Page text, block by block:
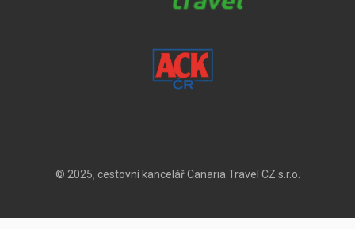
© 2025, cestovní kancelář Canaria Travel CZ s.r.o.